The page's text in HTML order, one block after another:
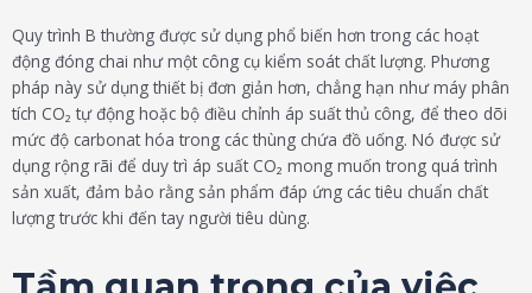
Quy trình B thường được sử dụng phổ biến hơn trong các hoạt
động đóng chai như một công cụ kiểm soát chất lượng. Phương
pháp này sử dụng thiết bị đơn giản hơn, chẳng hạn như máy phân
tích CO₂ tự động hoặc bộ điều chỉnh áp suất thủ công, để theo dõi
mức độ carbonat hóa trong các thùng chứa đồ uống. Nó được sử
dụng rộng rãi để duy trì áp suất CO₂ mong muốn trong quá trình
sản xuất, đảm bảo rằng sản phẩm đáp ứng các tiêu chuẩn chất
lượng trước khi đến tay người tiêu dùng.